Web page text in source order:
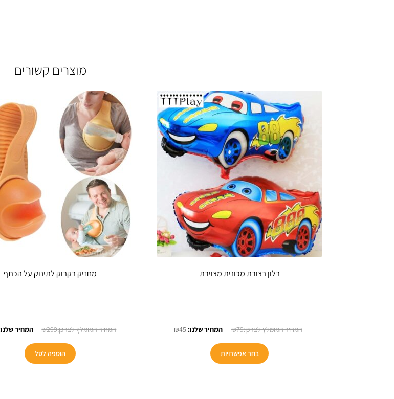
מוצרים קשורים
בלון בצורת מכונית מצוירת
₪79
המחיר
היה:
₪79.
₪45 המחיר
בחר אפשרויות
מחזיק בקבוק לתינוק על הכתף
₪299
המחיר
היה:
₪299.
הוספה לסל